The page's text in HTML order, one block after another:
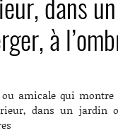
dans
à
amicale qui montre
dans un jardin